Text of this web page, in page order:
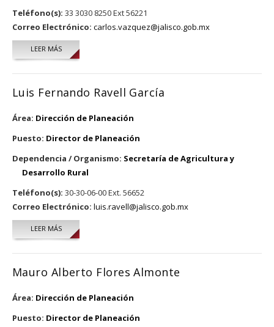
Teléfono(s): 33 3030 8250 Ext 56221
Correo Electrónico: carlos.vazquez@jalisco.gob.mx
LEER MÁSSOBRE CARLOS ERNESTO VÁZQUEZ ARIAS
Luis Fernando Ravell García
Área: Dirección de Planeación
Puesto: Director de Planeación
Dependencia / Organismo: Secretaría de Agricultura y
Desarrollo Rural
Teléfono(s): 30-30-06-00 Ext. 56652
Correo Electrónico: luis.ravell@jalisco.gob.mx
LEER MÁSSOBRE LUIS FERNANDO RAVELL GARCÍA
Mauro Alberto Flores Almonte
Área: Dirección de Planeación
Puesto: Director de Planeación